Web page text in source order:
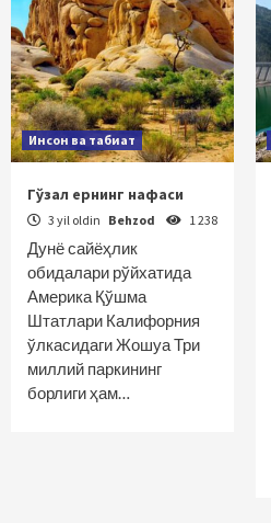
Инсон ва табиат
Гўзал ернинг нафаси
3 yil oldin Behzod 1 238
Дунё сайёҳлик
обидалари рўйхатида
Америка Қўшма
Штатлари Калифорния
ўлкасидаги Жошуа Три
миллий паркининг
борлиги ҳам…